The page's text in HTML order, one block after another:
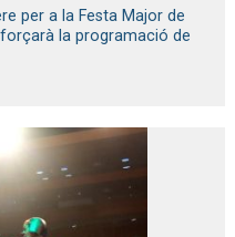
per a la Festa Major de
la programació de